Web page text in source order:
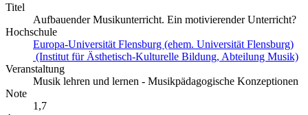
Titel
Aufbauender Musikunterricht. Ein motivierender Unterricht?
Hochschule
Europa-Universität Flensburg (ehem. Universität Flensburg)
(Institut für Ästhetisch-Kulturelle Bildung, Abteilung Musik)
Veranstaltung
Musik lehren und lernen - Musikpädagogische Konzeptionen
Note
1,7